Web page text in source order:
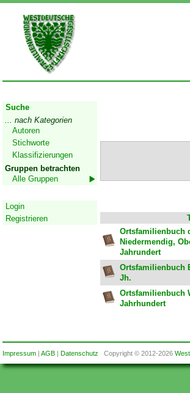
Suche
... nach Kategorien
Autoren
Stichworte
Klassifizierungen
Gruppen betrachten
Alle Gruppen
Login
Registrieren
Ortsfamilienbuch
Niedermendig,
Jahrundert
Ortsfamilienbuch
Jh.
Ortsfamilienbuch
Jahrhundert
Impressum| AGB| Datenschutz Copyright © 2012-2026